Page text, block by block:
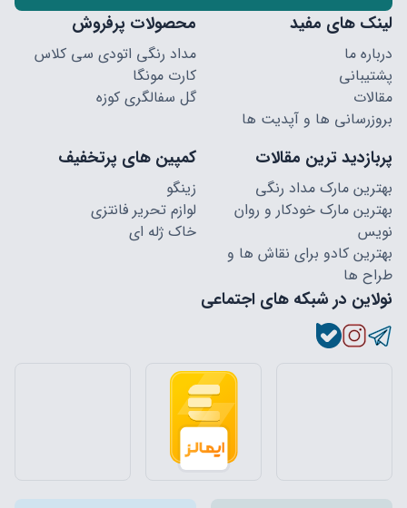
لینک های مفید
درباره ما
پشتیبانی
مقالات
بروزرسانی ها و آپدیت ها
محصولات پرفروش
مداد رنگی اتودی سی کلاس
کارت مونگا
گل سفالگری کوزه
پربازدید ترین مقالات
بهترین مارک مداد رنگی
بهترین مارک خودکار و روان
نویس
بهترین کادو برای نقاش ها و
طراح ها
کمپین های پرتخفیف
زینگو
لوازم تحریر فانتزی
خاک ژله ای
نولاین در شبکه های اجتماعی